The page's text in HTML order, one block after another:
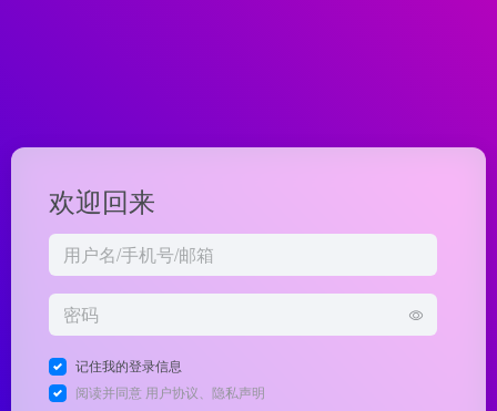
欢迎回来
记住我的登录信息
阅读并同意 用户协议 隐私声明